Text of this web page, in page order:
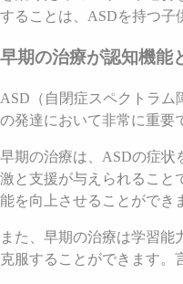
することは、ASDを持つ子
早期の治療が認知機能
ASD（自閉症スペクトラム
の発達において非常に重要
早期の治療は、ASDの症状
激と支援が与えられること
能を向上させることができ
また、早期の治療は学習
克服することができます。